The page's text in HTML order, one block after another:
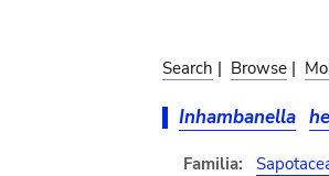
Search | Browse |
Inhambanella
Familia: